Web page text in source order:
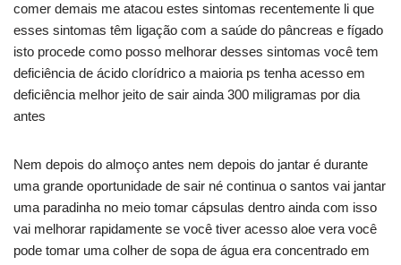
comer demais me atacou estes sintomas recentemente li que
esses sintomas têm ligação com a saúde do pâncreas e fígado
isto procede como posso melhorar desses sintomas você tem
deficiência de ácido clorídrico a maioria ps tenha acesso em
deficiência melhor jeito de sair ainda 300 miligramas por dia
antes
Nem depois do almoço antes nem depois do jantar é durante
uma grande oportunidade de sair né continua o santos vai jantar
uma paradinha no meio tomar cápsulas dentro ainda com isso
vai melhorar rapidamente se você tiver acesso aloe vera você
pode tomar uma colher de sopa de água era concentrado em